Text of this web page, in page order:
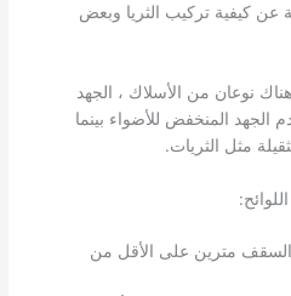
عن كيفية تركيب الثريا وبعض
نوعان من الأسلاك ، الجهد
الجهد المنخفض للأضواء بينما
مثل الثريات.
مترين على الأقل من